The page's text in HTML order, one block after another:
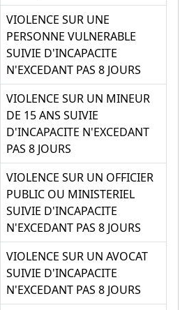
VIOLENCE SUR UNE
PERSONNE VULNERABLE
SUIVIE D'INCAPACITE
N'EXCEDANT PAS 8 JOURS
VIOLENCE SUR UN MINEUR
DE 15 ANS SUIVIE
D'INCAPACITE N'EXCEDANT
PAS 8 JOURS
VIOLENCE SUR UN OFFICIER
PUBLIC OU MINISTERIEL
SUIVIE D'INCAPACITE
N'EXCEDANT PAS 8 JOURS
VIOLENCE SUR UN AVOCAT
SUIVIE D'INCAPACITE
N'EXCEDANT PAS 8 JOURS